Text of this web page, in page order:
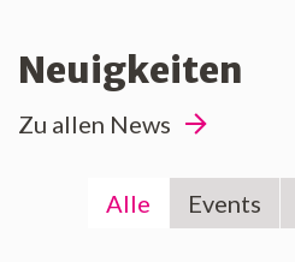
Neuigkeiten
Zu allen News
Alle Events